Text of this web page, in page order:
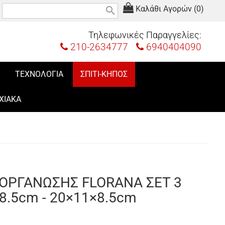
Καλάθι Αγορών (0)
search
Τηλεφωνικές Παραγγελίες:
210-2634777 6940404090
ΤΕΧΝΟΛΟΓΙΑ ΣΠΙΤΙ-ΚΗΠΟΣ
FLORANA ΣΕΤ 3
- 20×11×8.5cm